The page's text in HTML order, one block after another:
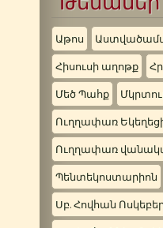
Աթոս
Հիսուսի աղոթք
Մեծ Պահք
Ուղղափառ
Ուղղափառ
Պենտեկոստարիոն
Սբ. Հովհան